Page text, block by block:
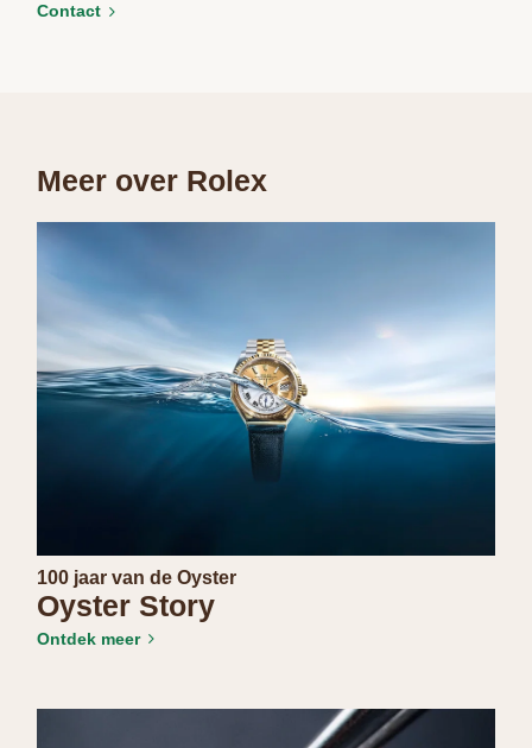
Contact
Meer over Rolex
100 jaar van de Oyster
Oyster Story
Ontdek meer